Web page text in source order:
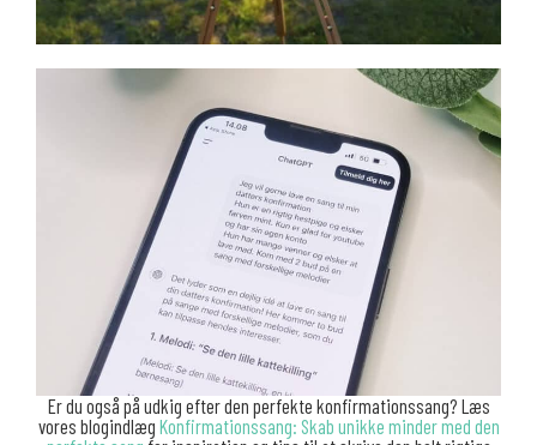
Er du også på udkig efter den perfekte konfirmationssang? Læs
vores blogindlæg Konfirmationssang: Skab unikke minder med den